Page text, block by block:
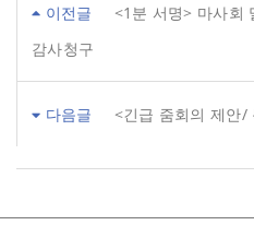
이전글
<1분 서명> 마사회
감사청구
다음글
<긴급 줌회의 제안/